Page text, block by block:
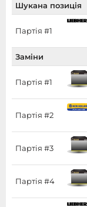
Шукана позиція
Партія #1
Заміни
Партія #1
Партія #2
Партія #3
Партія #4